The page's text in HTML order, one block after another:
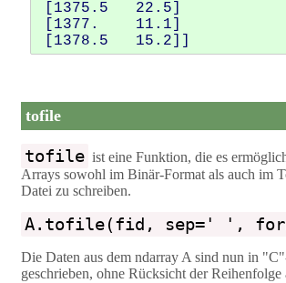
tofile
tofile ist eine Funktion, die es
Arrays sowohl im Binär-Format als auch im
Datei zu schreiben.
A.tofile(fid, sep=' ',
Die Daten aus dem ndarray A sind nun in
geschrieben, ohne Rücksicht der Reihenfolge